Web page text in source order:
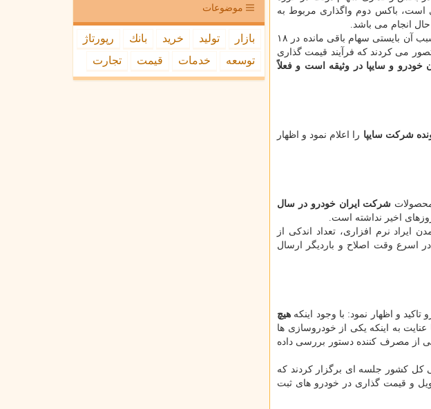
است، باكس دوم واگذاری مربوط به
انجام می باشد.
اظهارات وزیر در حالی بود كه قبل از آن، در چهارم خردادماه، هیأت واگذاری مصوبه ای ارائه كرد كه به سبب آن بایستی سهام باقی مانده در ۱۸
می كردند كه فرآیند قیمت گذاری
خودرو و سایپا در وثیقه است و فعلاً
شركت سایپا را اعلام نمود و اظهار
شركت ایران خودرو در سال
اخیر نداشته است.
ایراد نرم افزاری، تعداد اندكی از
اسرع وقت اصلاح و باردیگر ارسال
و اظهار نمود: با وجود اینكه هیچ
به اینكه یكی از خودروسازی ها
از مصرف كننده دستور بررسی داده
كل كشور جلسه ای برگزار كردند كه
و قیمت گذاری در خودرو های ثبت
موضوعات
بازار تولید خرید بانك
رپورتاژ
توسعه
خدمات قیمت تجارت